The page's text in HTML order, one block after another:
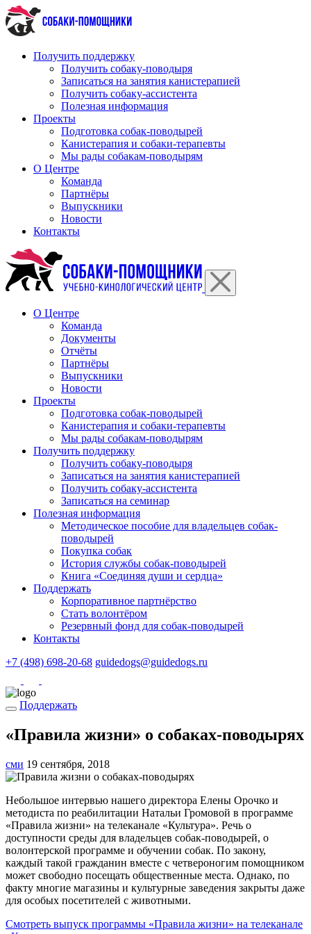
Перейти
к
содержимому
Получить поддержку
Получить собаку-поводыря
Записаться на занятия канистерапией
Получить собаку-ассистента
Полезная информация
Проекты
Подготовка собак-поводырей
Канистерапия и собаки-терапевты
Мы рады собакам-поводырям
О Центре
Команда
Партнёры
Выпускники
Новости
Контакты
О Центре
Команда
Документы
Отчёты
Партнёры
Выпускники
Новости
Проекты
Подготовка собак-поводырей
Канистерапия и собаки-терапевты
Мы рады собакам-поводырям
Получить поддержку
Получить собаку-поводыря
Записаться на занятия канистерапией
Получить собаку-ассистента
Записаться на семинар
Полезная информация
Методическое пособие для владельцев собак-
поводырей
Покупка собак
История службы собак-поводырей
Книга «Соединяя души и сердца»
Поддержать
Корпоративное партнёрство
Стать волонтёром
Резервный фонд для собак-поводырей
Контакты
+7 (498) 698-20-68 guidedogs@guidedogs.ru
Поддержать
«Правила жизни» о собаках-поводырях
сми 19 сентября, 2018
Небольшое интервью нашего директора Елены Орочко и
методиста по реабилитации Натальи Громовой в программе
«Правила жизни» на телеканале «Культура». Речь о
доступности среды для владельцев собак-поводырей, о
волонтерской программе и обучении собак. По закону,
каждый такой гражданин вместе с четвероногим помощником
может свободно посещать общественные места. Однако, по
факту многие магазины и культурные заведения закрыты даже
для особых посетителей с животными.
Смотреть выпуск программы «Правила жизни» на телеканале